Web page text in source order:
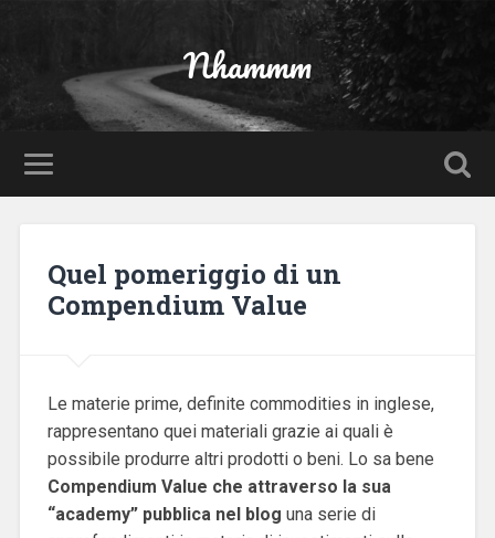
Nhammm
Quel pomeriggio di un
Compendium Value
Le materie prime, definite commodities in inglese,
rappresentano quei materiali grazie ai quali è
possibile produrre altri prodotti o beni. Lo sa bene
Compendium Value che attraverso la sua
“academy” pubblica nel blog una serie di